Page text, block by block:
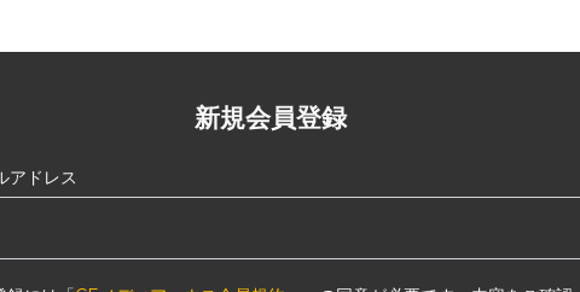
新規会員登録
アドレス